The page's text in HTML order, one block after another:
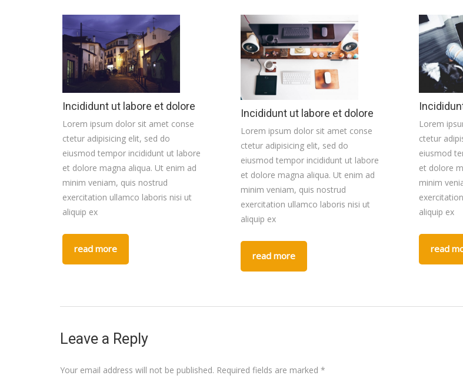
Incididunt ut labore et dolore
Lorem ipsum dolor sit amet conse
ctetur adipisicing elit, sed do
eiusmod tempor incididunt ut labore
et dolore magna aliqua. Ut enim ad
minim veniam, quis nostrud
exercitation ullamco laboris nisi ut
aliquip ex
read more
Incididunt ut labore et dolore
Lorem ipsum dolor sit amet conse
ctetur adipisicing elit, sed do
eiusmod tempor incididunt ut labore
et dolore magna aliqua. Ut enim ad
minim veniam, quis nostrud
exercitation ullamco laboris nisi ut
aliquip ex
read more
Lorem
ctetur
eiusmod
et dolore
minim
aliquip ex
read
Leave a Reply
Your email address will not be published. Required fields are marked *